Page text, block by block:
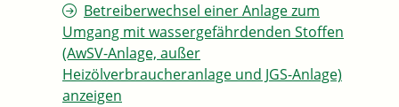
Betreiberwechsel einer Anlage zum
Umgang mit wassergefährdenden Stoffen
(AwSV-Anlage, außer
Heizölverbraucheranlage und JGS-Anlage)
anzeigen